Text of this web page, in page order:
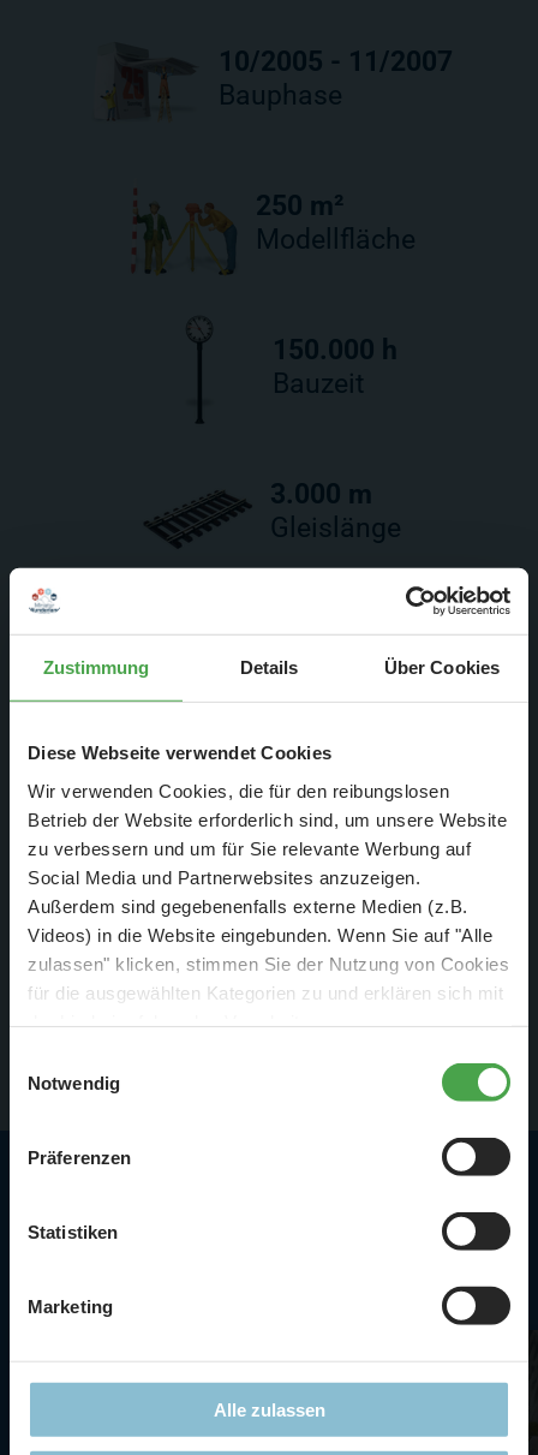
Zustimmung Details Über Cookies
Diese Webseite verwendet Cookies
Wir verwenden Cookies, die für den reibungslosen
Betrieb der Website erforderlich sind, um unsere Website
zu verbessern und um für Sie relevante Werbung auf
Social Media und Partnerwebsites anzuzeigen.
Außerdem sind gegebenenfalls externe Medien (z.B.
Videos) in die Website eingebunden. Wenn Sie auf "Alle
zulassen" klicken, stimmen Sie der Nutzung von Cookies
für die ausgewählten Kategorien zu und erklären sich mit
diese Einstellungen jederzeit über die Schaltfläche
zustimmen, beschränken wir uns auf die technisch
notwendigen Cookies. Weitere Informationen finden Sie in
Notwendig
Präferenzen
Statistiken
Marketing
Alle zulassen
10/2005 - 11/2007
Bauphase
250 m²
Modellfläche
150.000 h
Bauzeit
3.000 m
Gleislänge
Auf dem DJ Bobo Konzert